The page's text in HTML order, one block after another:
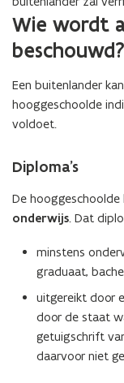
Wie wordt
beschouwd?
Een buitenlander
hooggeschoolde
voldoet.
Diploma’s
De hooggeschoolde
onderwijs. Dat
minstens
graduaat,
uitgereikt door
door de staat
getuigschrift
daarvoor niet